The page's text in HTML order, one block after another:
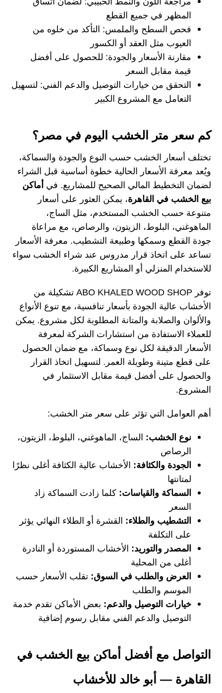
المظهر في جميع القطع
فحص السطح والملمس: التأكد من خلوه من
العيوب مثل العقد أو الكسور
مقارنة الأسعار والجودة: للحصول على أفضل
قيمة مقابل السعر
التحقق من خيارات التوصيل والدعم الفني: لتسهيل
التعامل مع المشروع الكبير
كم سعر متر الخشب اليوم في مصر؟
تختلف أسعار الخشب حسب النوع والجودة والسماكة،
ويُعد معرفة الأسعار الحالية خطوة أساسية قبل الشراء
لضمان التخطيط المالي الصحيح للمشاريع. في أماكن
بيع الخشب في القاهرة، يمكن العثور على أسعار
متنوعة حسب الخشب المستخدم، مثل الساج،
الماهوغني، البلوط، الزيتون، والرصاص، مع مراعاة
جودة القطع وسمكها وطبيعة التشطيب. معرفة الأسعار
تساعد على اتخاذ قرار مدروس عند شراء الخشب سواء
للاستخدام المنزلي أو المشاريع الكبيرة.
توفر ABO KHALED WOOD SHOP تشكيلة من
الأخشاب عالية الجودة بأسعار تنافسية، مع تنوع الأنواع
والألوان والصلابة والمتانة المطلوبة لكل مشروع. يمكن
للعملاء الاستفادة من استشارات الشركة لمعرفة
الأسعار الدقيقة لكل نوع وسماكة، مع ضمان الحصول
على قطع متينة وطويلة العمر. لتسهيل اتخاذ القرار
والحصول على أفضل قيمة مقابل الاستثمار في
المشروع.
أهم العوامل التي تؤثر على سعر متر الخشب:
نوع الخشب: الساج، الماهوغني، البلوط، الزيتون،
الرصاص
الجودة والكثافة: الأخشاب عالية الكثافة أغلى نظرًا
لمتانتها
السماكة والقياسات: كلما زادت السماكة زاد
السعر
التشطيب والطلاء: القشرة أو الطلاء النهائي يؤثر
على التكلفة
المصدر والتوريد: الأخشاب المستوردة أو النادرة
أغلى من المحلية
العرض والطلب في السوق: تقلب الأسعار حسب
الموسم والطلب
خيارات التوصيل والدعم: بعض الأماكن تقدم خدمة
التوصيل والدعم الفني مقابل رسوم إضافية
التواصل مع أفضل أماكن بيع الخشب في
القاهرة — أبو خالد للأخشاب